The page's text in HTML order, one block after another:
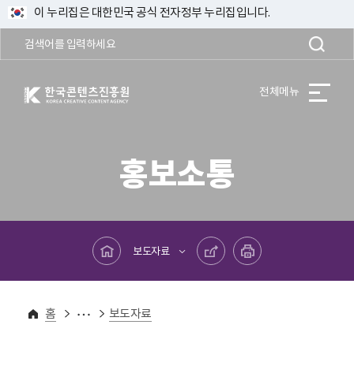
이 누리집은 대한민국 공식 전자정부 누리집입니다.
한국콘텐츠진흥원 KOREA CREATIVE CONTENT AGENCY 전체메뉴
홍보소통
메인페이지로 바로가기
보도자료
공유하기 프린트하기
홈
홍보소통
보도자료 보도자료